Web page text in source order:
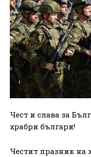
Чест и слава за
храбри българи!
Честит празник на